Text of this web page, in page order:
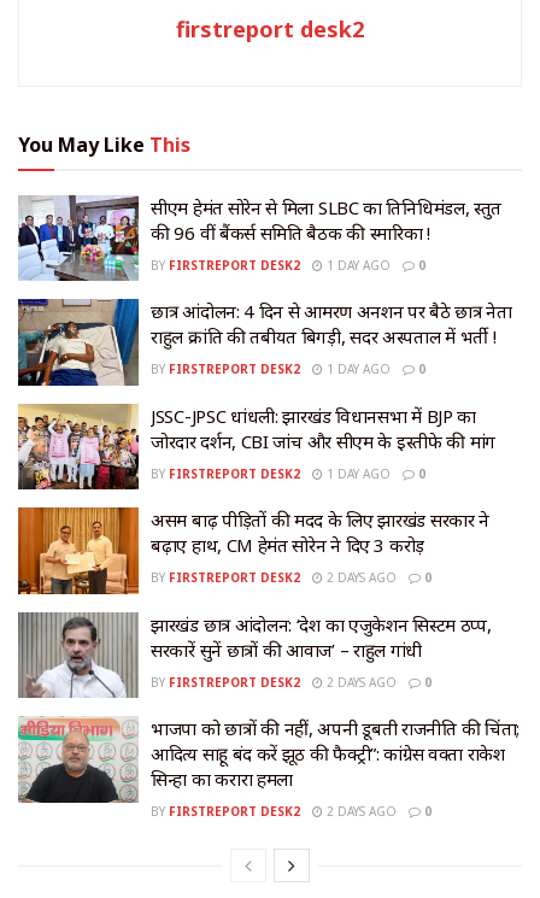
firstreport desk2
You May Like This
सीएम हेमंत सोरेन से मिला SLBC का प्रतिनिधिमंडल, प्रस्तुत
की 96 वीं बैंकर्स समिति बैठक की स्मारिका !
BY FIRSTREPORT DESK2 1 DAY AGO 0
छात्र आंदोलन: 4 दिन से आमरण अनशन पर बैठे छात्र नेता
राहुल क्रांति की तबीयत बिगड़ी, सदर अस्पताल में भर्ती !
BY FIRSTREPORT DESK2 1 DAY AGO 0
JSSC-JPSC धांधली: झारखंड विधानसभा में BJP का
जोरदार प्रदर्शन, CBI जांच और सीएम के इस्तीफे की मांग
BY FIRSTREPORT DESK2 1 DAY AGO 0
असम बाढ़ पीड़ितों की मदद के लिए झारखंड सरकार ने
बढ़ाए हाथ, CM हेमंत सोरेन ने दिए ₹3 करोड़
BY FIRSTREPORT DESK2 2 DAYS AGO 0
झारखंड छात्र आंदोलन: ‘देश का एजुकेशन सिस्टम ठप्प,
सरकारें सुनें छात्रों की आवाज’ – राहुल गांधी
BY FIRSTREPORT DESK2 2 DAYS AGO 0
भाजपा को छात्रों की नहीं, अपनी डूबती राजनीति की चिंता;
आदित्य साहू बंद करें झूठ की फैक्ट्री”: कांग्रेस प्रवक्ता राकेश
सिन्हा का करारा हमला
BY FIRSTREPORT DESK2 2 DAYS AGO 0